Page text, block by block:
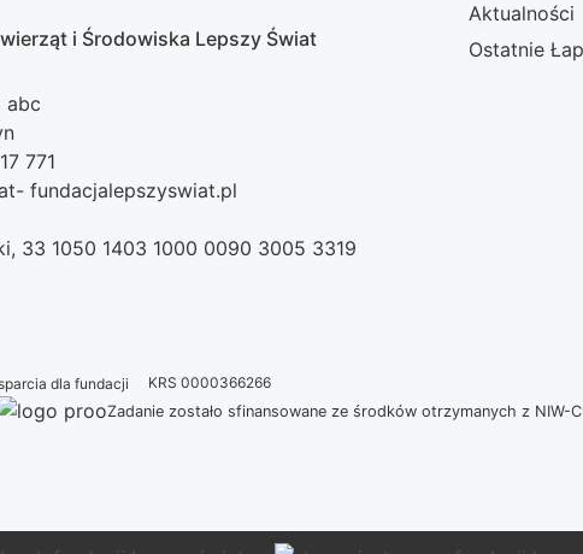
i Środowiska Lepszy Świat
abc
771
fundacjalepszyswiat.pl
Aktualności
Ostatnie
33 1050 1403 1000 0090 3005 3319
KRS 0000366266
Zadanie zostało sfinansowane ze środków otrzymanych z